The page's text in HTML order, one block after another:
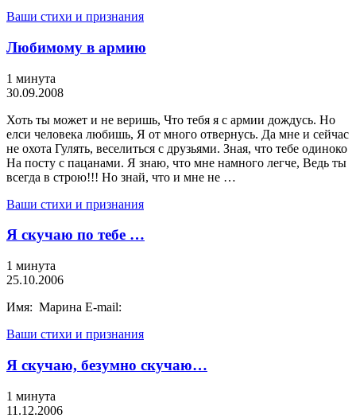
Ваши стихи и признания
Любимому в армию
1 минута
30.09.2008
Хоть ты может и не веришь, Что тебя я с армии дождусь. Но
елси человека любишь, Я от много отвернусь. Да мне и сейчас
не охота Гулять, веселиться с друзьями. Зная, что тебе одиноко
На посту с пацанами. Я знаю, что мне намного легче, Ведь ты
всегда в строю!!! Но знай, что и мне не …
Ваши стихи и признания
Я скучаю по тебе …
1 минута
25.10.2006
Имя: Марина E-mail:
Ваши стихи и признания
Я скучаю, безумно скучаю…
1 минута
11.12.2006